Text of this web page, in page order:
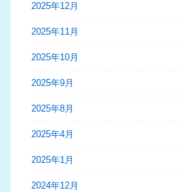
2025年12月
2025年11月
2025年10月
2025年9月
2025年8月
2025年4月
2025年1月
2024年12月